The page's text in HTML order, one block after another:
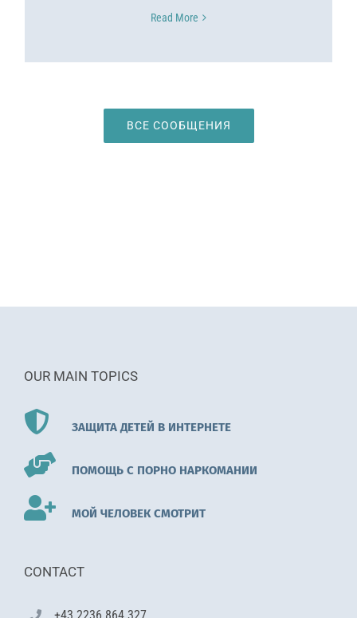
Read More
ВСЕ СООБЩЕНИЯ
OUR MAIN TOPICS
ЗАЩИТА ДЕТЕЙ В ИНТЕРНЕТЕ
ПОМОЩЬ С ПОРНО НАРКОМАНИИ
МОЙ ЧЕЛОВЕК СМОТРИТ
CONTACT